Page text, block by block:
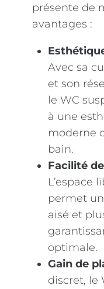
présente de
avantages :
Avec sa
et son
le WC
à une
moderne
bain.
Facilité
L’espace
permet
aisé et
optimale.
Gain de
discret, le